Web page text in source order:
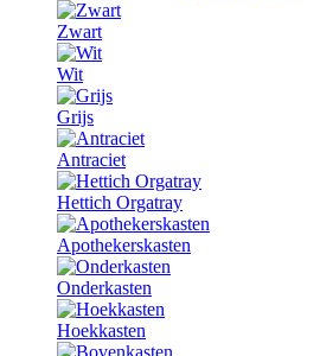
Zwart
Wit
Grijs
Antraciet
Hettich Orgatray
Apothekerskasten
Onderkasten
Hoekkasten